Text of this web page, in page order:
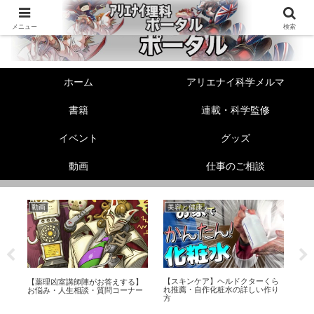
ホーム アリエナイ科学メルマ
書籍 連載・科学監修
イベント グッズ
動画 仕事のご相談
動画
【薬理凶室講師陣がお答えする】
お悩み・人生相談・質問コーナー
美容と健康
【スキンケア】ヘルドクターくら
れ推薦・自作化粧水の詳しい作り
方
メニュー 検索